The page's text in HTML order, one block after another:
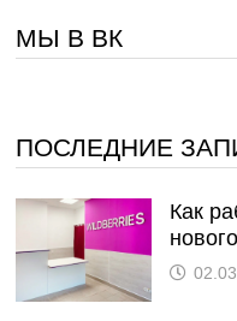
МЫ В ВК
ПОСЛЕДНИЕ
Как